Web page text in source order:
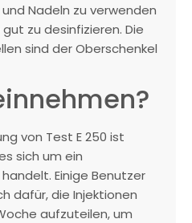
Nadeln zu verwenden
zu desinfizieren. Die
sind der Oberschenkel
von Test E 250 ist
sich um ein
Einige Benutzer
dafür, die Injektionen
aufzuteilen, um